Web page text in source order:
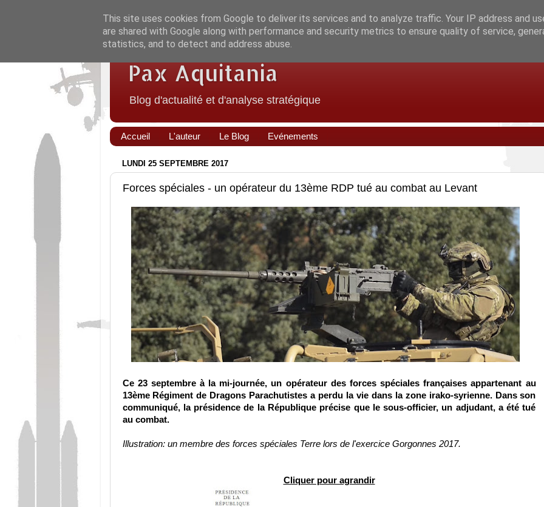
Pax Aquitania
Blog d'actualité et d'analyse stratégique
Accueil L'auteur Le Blog Evénements
LUNDI 25 SEPTEMBRE 2017
Forces spéciales - un opérateur du 13ème RDP tué au combat au Levant
Ce 23 septembre à la mi-journée, un opérateur des forces spéciales françaises appartenant au
13ème Régiment de Dragons Parachutistes a perdu la vie dans la zone irako-syrienne. Dans son
communiqué, la présidence de la République précise que le sous-officier, un adjudant, a été tué
au combat.
Illustration: un membre des forces spéciales Terre lors de l'exercice Gorgonnes 2017.
Cliquer pour agrandir
This site uses cookies from Google to deliver its services and to analyze traffic. Your IP address and
are shared with Google along with performance and security metrics to ensure quality of service,
statistics, and to detect and address abuse.